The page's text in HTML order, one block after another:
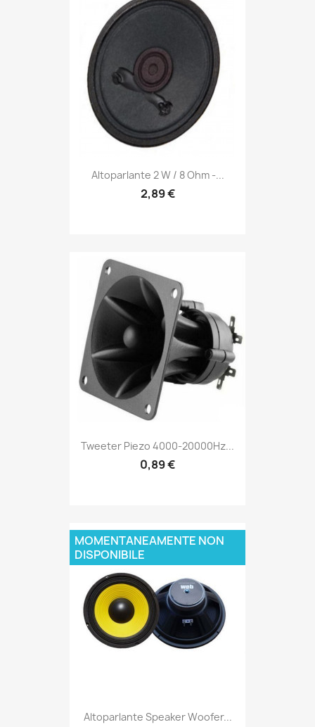
Altoparlante 2 W / 8 Ohm -...
2,89 €
Tweeter Piezo 4000-20000Hz...
0,89 €
Altoparlante Speaker Woofer...
MOMENTANEAMENTE NON
DISPONIBILE